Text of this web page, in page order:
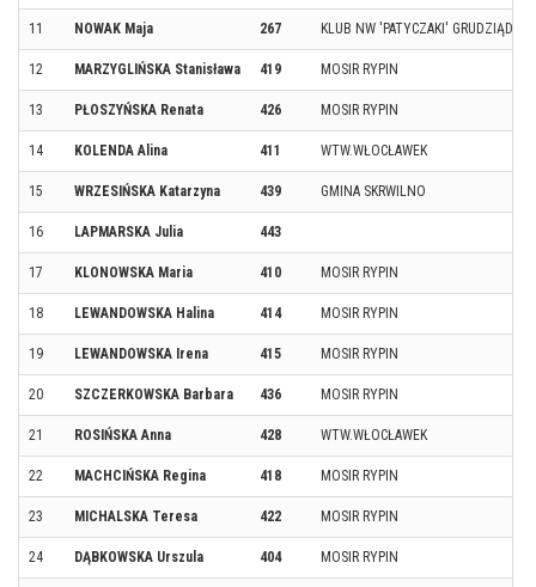
11 NOWAK Maja 267 KLUB NW 'PATYCZAKI' GRUDZIĄDZ
12 MARZYGLIŃSKA Stanisława 419 MOSIR RYPIN
13 PŁOSZYŃSKA Renata 426 MOSIR RYPIN
14 KOLENDA Alina 411 WTW.WŁOCŁAWEK
15 WRZESIŃSKA Katarzyna 439 GMINA SKRWILNO
16 LAPMARSKA Julia 443
17 KLONOWSKA Maria 410 MOSIR RYPIN
18 LEWANDOWSKA Halina 414 MOSIR RYPIN
19 LEWANDOWSKA Irena 415 MOSIR RYPIN
20 SZCZERKOWSKA Barbara 436 MOSIR RYPIN
21 ROSIŃSKA Anna 428 WTW.WŁOCŁAWEK
22 MACHCIŃSKA Regina 418 MOSIR RYPIN
23 MICHALSKA Teresa 422 MOSIR RYPIN
24 DĄBKOWSKA Urszula 404 MOSIR RYPIN